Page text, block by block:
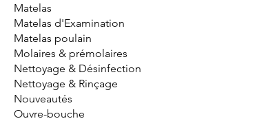
Matelas
Matelas d'Examination
Matelas poulain
Molaires & prémolaires
Nettoyage & Désinfection
Nettoyage & Rinçage
Nouveautés
Ouvre-bouche